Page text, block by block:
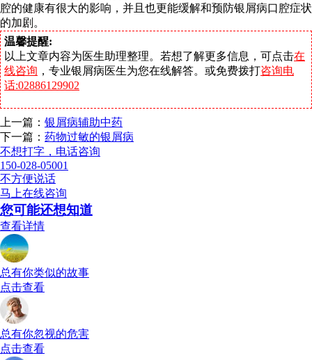
腔的健康有很大的影响，并且也更能缓解和预防银屑病口腔症状
的加剧。
温馨提醒:
以上文章内容为医生助理整理。若想了解更多信息，可点击在
线咨询 ，专业银屑病医生为您在线解答。或免费拨打咨询电
话:02886129902
上一篇： 银屑病辅助中药
下一篇： 药物过敏的银屑病
不想打字，电话咨询
150-028-05001
不方便说话
马上在线咨询
您可能还想知道
查看详情
总有你类似的故事
点击查看
总有你忽视的危害
点击查看